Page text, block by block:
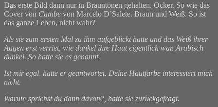
Das erste Bild dann nur in Brauntönen gehalten. Ocker. So wie das
Cover von Cumbe von Marcelo D’Salete. Braun und Weiß. So ist
das ganze Leben, nicht wahr?
Als sie zum ersten Mal zu ihm aufgeblickt hatte und das Weiß ihrer
Augen erst verriet, wie dunkel ihre Haut eigentlich war. Arabisch
dunkel. So hatte sie es genannt.
Ist mir egal, hatte er geantwortet. Deine Hautfarbe interessiert mich
nicht.
Warum sprichst du dann davon?, hatte sie zurückgefragt.